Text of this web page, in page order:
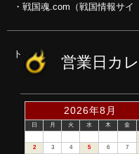
戦国魂.com（戦国情報サイ
ト） 営業日カ
2026年8月
日 月 火 水 木 金
2
3 4 5 6 7